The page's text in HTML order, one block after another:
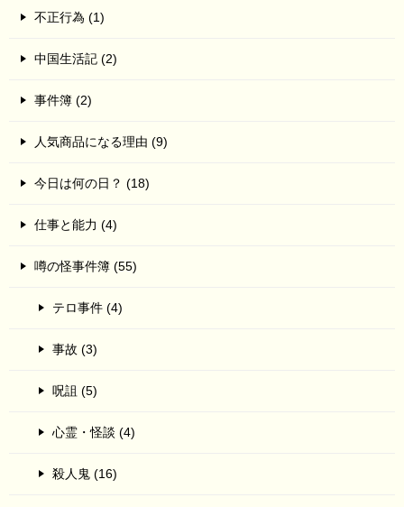
不正行為 (1)
中国生活記 (2)
事件簿 (2)
人気商品になる理由 (9)
今日は何の日？ (18)
仕事と能力 (4)
噂の怪事件簿 (55)
テロ事件 (4)
事故 (3)
呪詛 (5)
心霊・怪談 (4)
殺人鬼 (16)